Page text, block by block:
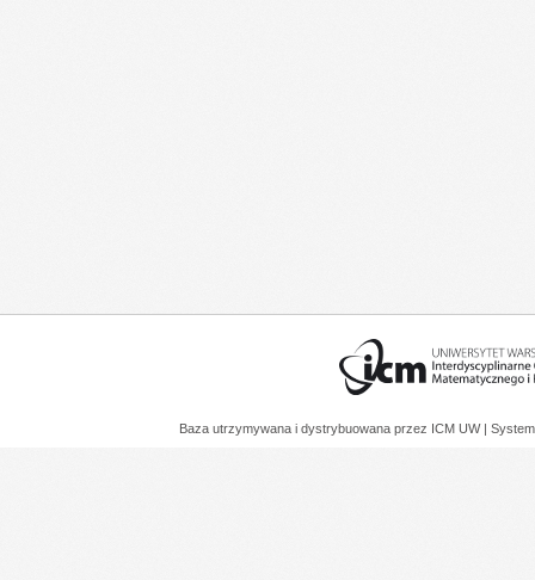
Baza utrzymywana i dystrybuowana przez ICM UW |